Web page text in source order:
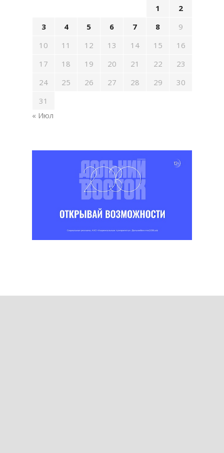
1
2
3
4 5 6 7 8
9
10
11 12 13 14 15
16
17
18 19 20 21 22
23
24
25 26 27 28 29
30
31
« Июл